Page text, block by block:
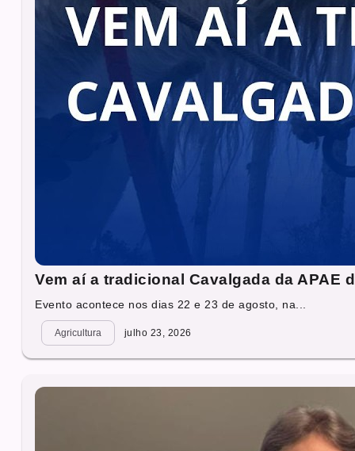
Vem aí a tradicional Cavalgada da APAE
Evento acontece nos dias 22 e 23 de agosto, na...
Agricultura julho 23, 2026